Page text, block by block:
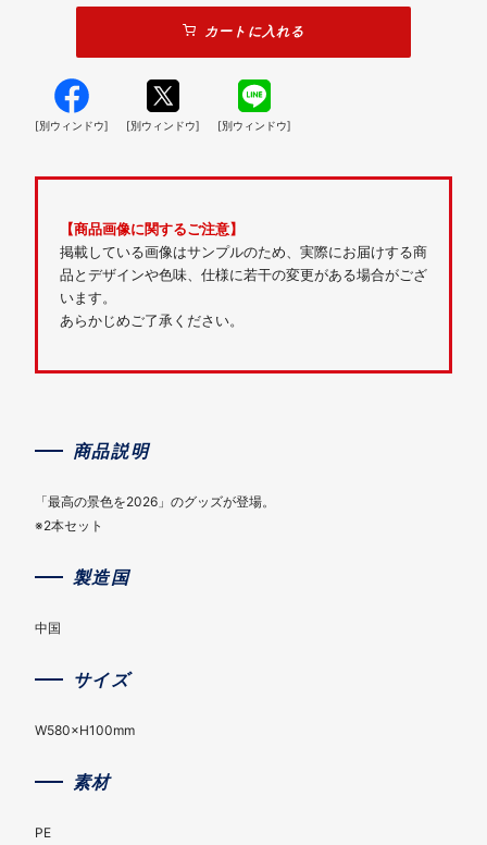
カートに入れる
[別ウィンドウ] [別ウィンドウ] [別ウィンドウ]
【商品画像に関するご注意】
掲載している画像はサンプルのため、実際にお届けする商
品とデザインや色味、仕様に若干の変更がある場合がござ
います。
あらかじめご了承ください。
商品説明
「最高の景色を2026」のグッズが登場。
※2本セット
製造国
中国
サイズ
W580×H100mm
素材
PE